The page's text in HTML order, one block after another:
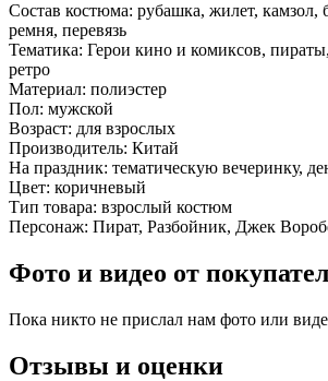
Состав костюма: рубашка, жилет, камзол,
ремня, перевязь
Тематика: Герои кино и комиксов,
ретро
Материал: полиэстер
Пол: мужской
Возраст: для взрослых
Производитель: Китай
На праздник: тематическую вечеринку,
Цвет: коричневый
Тип товара: взрослый костюм
Персонаж: Пират, Разбойник, Джек
Фото и видео от
Пока никто не прислал нам фото или
Отзывы и оценки